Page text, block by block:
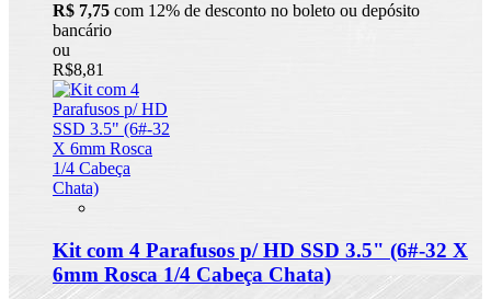
R$ 7,75 com 12% de desconto no boleto ou depósito
bancário
ou
R$8,81
Kit com 4 Parafusos p/ HD SSD 3.5" (6#-32 X
6mm Rosca 1/4 Cabeça Chata)